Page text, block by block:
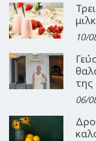
10/
06/